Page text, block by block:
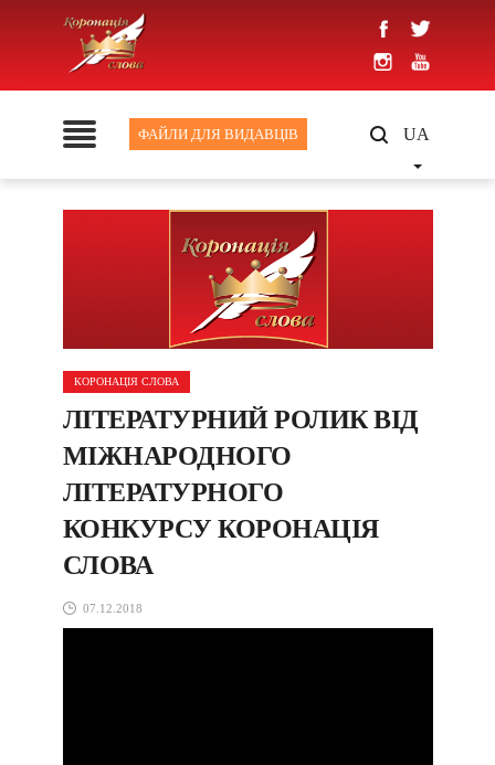
ФАЙЛИ ДЛЯ ВИДАВЦІВ UA
КОРОНАЦІЯ СЛОВА
ЛІТЕРАТУРНИЙ РОЛИК ВІД
МІЖНАРОДНОГО
ЛІТЕРАТУРНОГО
КОНКУРСУ КОРОНАЦІЯ
СЛОВА
07.12.2018